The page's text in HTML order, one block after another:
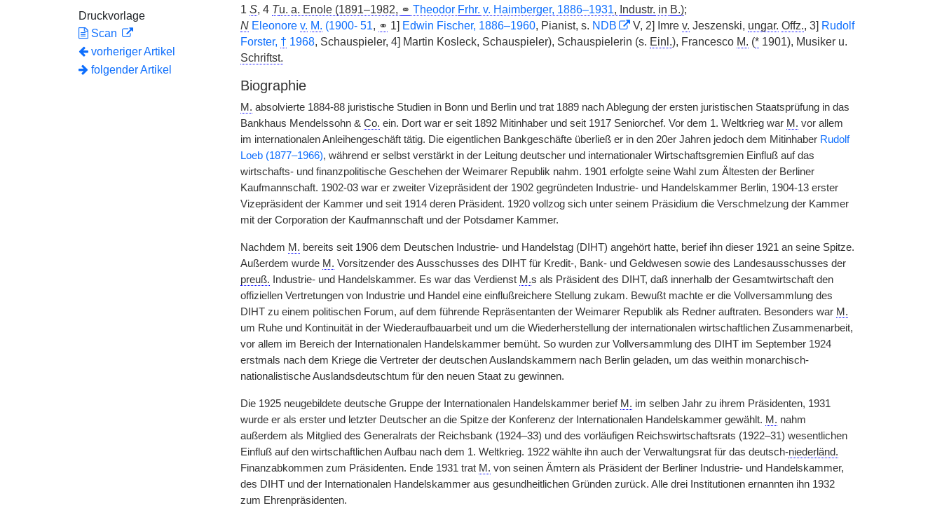
Druckvorlage
Scan
vorheriger Artikel
folgender Artikel
1 S, 4 Tu. a. Enole (1891–1982, ⚭ Theodor Frhr. v. Haimberger, 1886–1931, Industr. in B.);
N Eleonore v. M. (1900- 51, ⚭ 1] Edwin Fischer, 1886–1960, Pianist, s. NDB V, 2] Imre v. Jeszenski, ungar. Offz., 3] Rudolf
Forster, † 1968, Schauspieler, 4] Martin Kosleck, Schauspieler), Schauspielerin (s. Einl.), Francesco M. (*1901), Musiker u.
Schriftst.
Biographie
M. absolvierte 1884-88 juristische Studien in Bonn und Berlin und trat 1889 nach Ablegung der ersten juristischen Staatsprüfung in das
Bankhaus Mendelssohn & Co. ein. Dort war er seit 1892 Mitinhaber und seit 1917 Seniorchef. Vor dem 1. Weltkrieg war M. vor allem
im internationalen Anleihengeschäft tätig. Die eigentlichen Bankgeschäfte überließ er in den 20er Jahren jedoch dem Mitinhaber Rudolf
Loeb (1877–1966), während er selbst verstärkt in der Leitung deutscher und internationaler Wirtschaftsgremien Einfluß auf das
wirtschafts- und finanzpolitische Geschehen der Weimarer Republik nahm. 1901 erfolgte seine Wahl zum Ältesten der Berliner
Kaufmannschaft. 1902-03 war er zweiter Vizepräsident der 1902 gegründeten Industrie- und Handelskammer Berlin, 1904-13 erster
Vizepräsident der Kammer und seit 1914 deren Präsident. 1920 vollzog sich unter seinem Präsidium die Verschmelzung der Kammer
mit der Corporation der Kaufmannschaft und der Potsdamer Kammer.
Nachdem M. bereits seit 1906 dem Deutschen Industrie- und Handelstag (DIHT) angehört hatte, berief ihn dieser 1921 an seine Spitze.
Außerdem wurde M. Vorsitzender des Ausschusses des DIHT für Kredit-, Bank- und Geldwesen sowie des Landesausschusses der
preuß. Industrie- und Handelskammer. Es war das Verdienst M.s als Präsident des DIHT, daß innerhalb der Gesamtwirtschaft den
offiziellen Vertretungen von Industrie und Handel eine einflußreichere Stellung zukam. Bewußt machte er die Vollversammlung des
DIHT zu einem politischen Forum, auf dem führende Repräsentanten der Weimarer Republik als Redner auftraten. Besonders war M.
um Ruhe und Kontinuität in der Wiederaufbauarbeit und um die Wiederherstellung der internationalen wirtschaftlichen Zusammenarbeit,
vor allem im Bereich der Internationalen Handelskammer bemüht. So wurden zur Vollversammlung des DIHT im September 1924
erstmals nach dem Kriege die Vertreter der deutschen Auslandskammern nach Berlin geladen, um das weithin monarchisch-
nationalistische Auslandsdeutschtum für den neuen Staat zu gewinnen.
Die 1925 neugebildete deutsche Gruppe der Internationalen Handelskammer berief M. im selben Jahr zu ihrem Präsidenten, 1931
wurde er als erster und letzter Deutscher an die| Spitze der Konferenz der Internationalen Handelskammer gewählt. M. nahm
außerdem als Mitglied des Generalrats der Reichsbank (1924–33) und des vorläufigen Reichswirtschaftsrats (1922–31) wesentlichen
Einfluß auf den wirtschaftlichen Aufbau nach dem 1. Weltkrieg. 1922 wählte ihn auch der Verwaltungsrat für das deutsch-niederländ.
Finanzabkommen zum Präsidenten. Ende 1931 trat M. von seinen Ämtern als Präsident der Berliner Industrie- und Handelskammer,
des DIHT und der Internationalen Handelskammer aus gesundheitlichen Gründen zurück. Alle drei Institutionen ernannten ihn 1932
zum Ehrenpräsidenten.